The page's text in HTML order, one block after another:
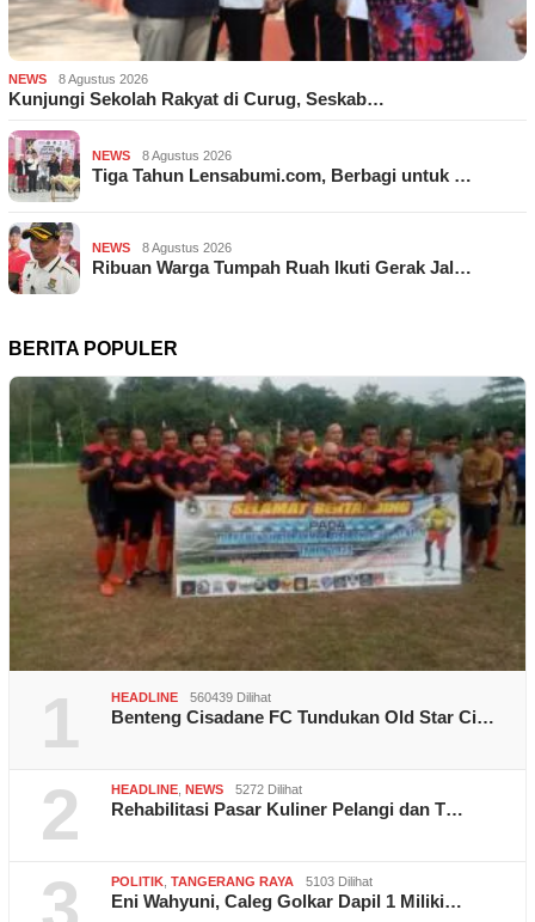
NEWS 8 Agustus 2026
Kunjungi Sekolah Rakyat di Curug, Seskab…
NEWS 8 Agustus 2026
Tiga Tahun Lensabumi.com, Berbagi untuk …
NEWS 8 Agustus 2026
Ribuan Warga Tumpah Ruah Ikuti Gerak Jal…
BERITA POPULER
1 HEADLINE 560439 Dilihat
Benteng Cisadane FC Tundukan Old Star Ci…
2 HEADLINE NEWS 5272 Dilihat
Rehabilitasi Pasar Kuliner Pelangi dan T…
POLITIK TANGERANG RAYA 5103 Dilihat
Eni Wahyuni, Caleg Golkar Dapil 1 Miliki…